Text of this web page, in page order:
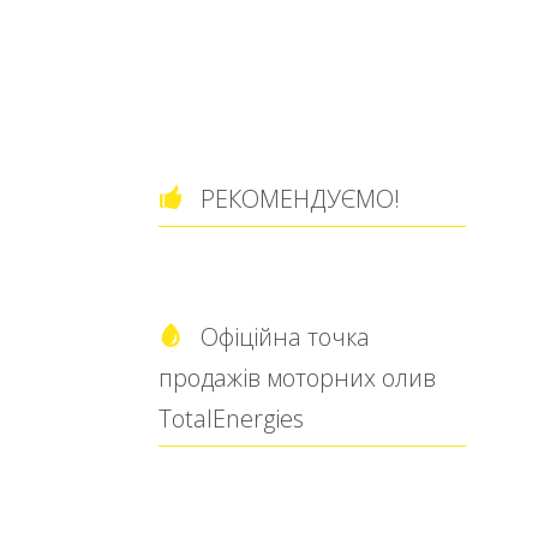
 РЕКОМЕНДУЄМО!

Офіційна точка
продажів моторних олив
TotalEnergies